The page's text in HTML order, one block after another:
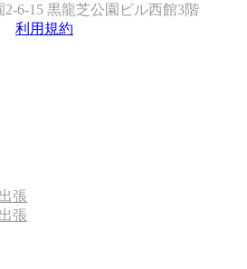
6-15 黒龍芝公園ビル西館3階
利用規約
張
張